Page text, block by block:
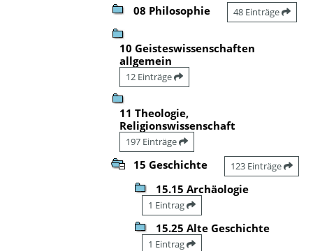
08 Philosophie 48 Einträge
10 Geisteswissenschaften
allgemein
12 Einträge
11 Theologie,
Religionswissenschaft
197 Einträge
15 Geschichte 123 Einträge
15.15 Archäologie
1 Eintrag
15.25 Alte Geschichte
1 Eintrag